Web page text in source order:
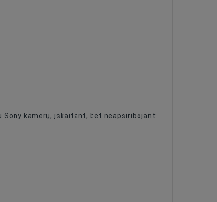
Sony kamerų, įskaitant, bet neapsiribojant: